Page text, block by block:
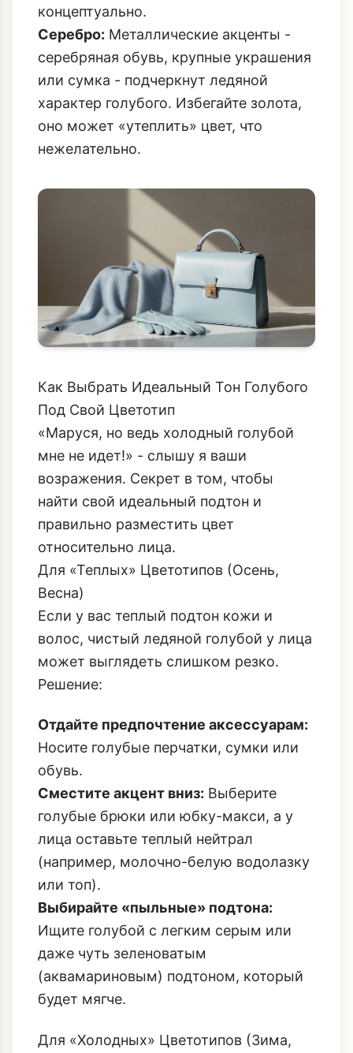
концептуально.
Серебро: Металлические акценты -
серебряная обувь, крупные украшения
или сумка - подчеркнут ледяной
характер голубого. Избегайте золота,
оно может «утеплить» цвет, что
нежелательно.
Как Выбрать Идеальный Тон Голубого
Под Свой Цветотип
«Маруся, но ведь холодный голубой
мне не идет!» - слышу я ваши
возражения. Секрет в том, чтобы
найти свой идеальный подтон и
правильно разместить цвет
относительно лица.
Для «Теплых» Цветотипов (Осень,
Весна)
Если у вас теплый подтон кожи и
волос, чистый ледяной голубой у лица
может выглядеть слишком резко.
Решение:
Отдайте предпочтение аксессуарам:
Носите голубые перчатки, сумки или
обувь.
Сместите акцент вниз: Выберите
голубые брюки или юбку-макси, а у
лица оставьте теплый нейтрал
(например, молочно-белую водолазку
или топ).
Выбирайте «пыльные» подтона:
Ищите голубой с легким серым или
даже чуть зеленоватым
(аквамариновым) подтоном, который
будет мягче.
Для «Холодных» Цветотипов (Зима,